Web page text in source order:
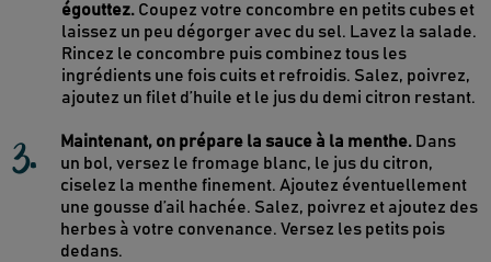
égouttez. Coupez votre concombre en petits cubes et
laissez un peu dégorger avec du sel. Lavez la salade.
Rincez le concombre puis combinez tous les
ingrédients une fois cuits et refroidis. Salez, poivrez,
ajoutez un filet d’huile et le jus du demi citron restant.
3. Maintenant, on prépare la sauce à la menthe. Dans
un bol, versez le fromage blanc, le jus du citron,
ciselez la menthe finement. Ajoutez éventuellement
une gousse d’ail hachée. Salez, poivrez et ajoutez des
herbes à votre convenance. Versez les petits pois
dedans.